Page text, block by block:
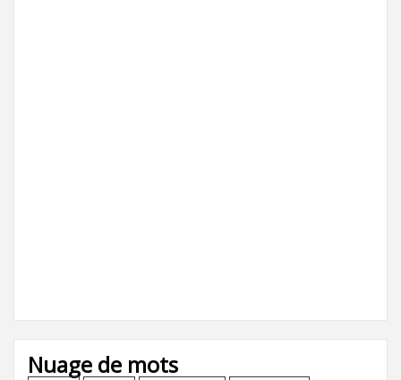
Nuage de mots